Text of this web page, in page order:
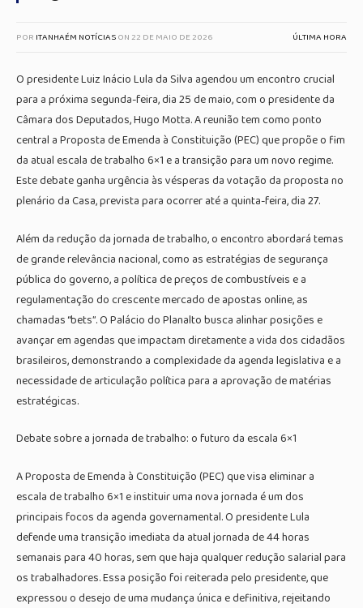
POR ITANHAÉM NOTÍCIASON22 DE MAIO DE 2026 ÚLTIMA HORA
O presidente Luiz Inácio Lula da Silva agendou um encontro crucial
para a próxima segunda-feira, dia 25 de maio, com o presidente da
Câmara dos Deputados, Hugo Motta. A reunião tem como ponto
central a Proposta de Emenda à Constituição (PEC) que propõe o fim
da atual escala de trabalho 6×1 e a transição para um novo regime.
Este debate ganha urgência às vésperas da votação da proposta no
plenário da Casa, prevista para ocorrer até a quinta-feira, dia 27.
Além da redução da jornada de trabalho, o encontro abordará temas
de grande relevância nacional, como as estratégias de segurança
pública do governo, a política de preços de combustíveis e a
regulamentação do crescente mercado de apostas online, as
chamadas “bets”. O Palácio do Planalto busca alinhar posições e
avançar em agendas que impactam diretamente a vida dos cidadãos
brasileiros, demonstrando a complexidade da agenda legislativa e a
necessidade de articulação política para a aprovação de matérias
estratégicas.
Debate sobre a jornada de trabalho: o futuro da escala 6×1
A Proposta de Emenda à Constituição (PEC) que visa eliminar a
escala de trabalho 6×1 e instituir uma nova jornada é um dos
principais focos da agenda governamental. O presidente Lula
defende uma transição imediata da atual jornada de 44 horas
semanais para 40 horas, sem que haja qualquer redução salarial para
os trabalhadores. Essa posição foi reiterada pelo presidente, que
expressou o desejo de uma mudança única e definitiva, rejeitando